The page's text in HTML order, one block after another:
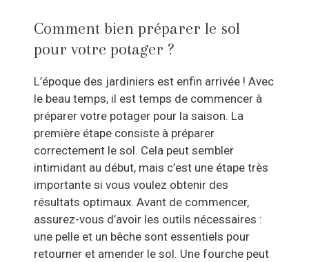
Comment bien préparer le sol
pour votre potager ?
L’époque des jardiniers est enfin arrivée ! Avec
le beau temps, il est temps de commencer à
préparer votre potager pour la saison. La
première étape consiste à préparer
correctement le sol. Cela peut sembler
intimidant au début, mais c’est une étape très
importante si vous voulez obtenir des
résultats optimaux. Avant de commencer,
assurez-vous d’avoir les outils nécessaires :
une pelle et un bêche sont essentiels pour
retourner et amender le sol. Une fourche peut